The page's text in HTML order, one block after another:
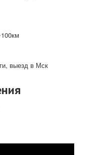
выезд в Мск